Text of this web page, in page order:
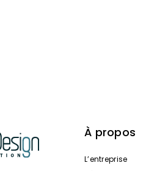
À propos
L’entreprise